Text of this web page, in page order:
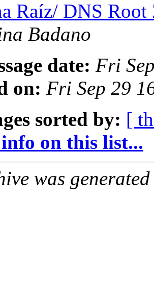
Raíz/ DNS
Badano
date: Fri
on: Fri Sep 29
sorted by: [
on this list...
was